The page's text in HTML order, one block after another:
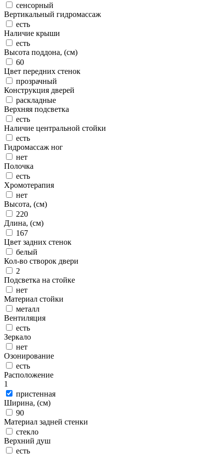
сенсорный
Вертикальный гидромассаж
есть
Наличие крыши
есть
Высота поддона, (см)
60
Цвет передних стенок
прозрачный
Конструкция дверей
раскладные
Верхняя подсветка
есть
Наличие центральной стойки
есть
Гидромассаж ног
нет
Полочка
есть
Хромотерапия
нет
Высота, (см)
220
Длина, (см)
167
Цвет задних стенок
белый
Кол-во створок двери
2
Подсветка на стойке
нет
Материал стойки
металл
Вентиляция
есть
Зеркало
нет
Озонирование
есть
Расположение
1
пристенная
Ширина, (см)
90
Материал задней стенки
стекло
Верхний душ
есть